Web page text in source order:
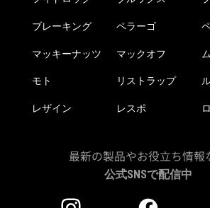
ブレーキング ペラーゴ
マッキーナッツ マックオフ
モト リストラップ
レザイン レスポ
最新の製品やお役立ち情報
公式SNSで配信中